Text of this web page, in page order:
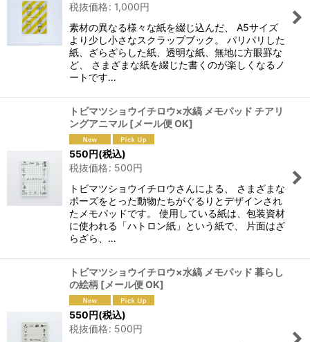
税抜価格: 1,000円
素材の異なる様々な紙を綴じ込んだ、 A5サイズ
より少し小さなスクラップブック。 パリパリした
紙、ざらざらした紙、透明な紙、無地に方眼罫な
ど、 さまざまな紙を綴じた書くのが楽しくなるノ
ートです…
トビマツショウイチロウ×水縞 メモパッド チアリ
ングアニマル [メール便 OK]
550円(税込)
税抜価格: 500円
トビマツショウイチロウさんによる、 さまざまな
ポーズをとった動物たちがぐるりとデザインされ
たメモパッドです。 使用している紙は、包装資材
に使われる「ハトロン紙」という紙で、 片面はざ
らざら、…
トビマツショウイチロウ×水縞 メモパッド 暮らし
の絵柄 [メール便 OK]
550円(税込)
税抜価格: 500円